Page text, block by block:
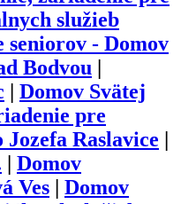
služieb
seniorov - Domov
Bodvou
Domov Svätej
pre
Jozefa Raslavice
Domov
Ves
Domov